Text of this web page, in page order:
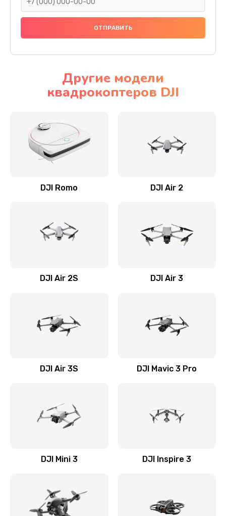
Другие модели
квадрокоптеров DJI
DJI Romo DJI Air 2
DJI Air 2S DJI Air 3
DJI Air 3S DJI Mavic 3 Pro
DJI Mini 3 DJI Inspire 3